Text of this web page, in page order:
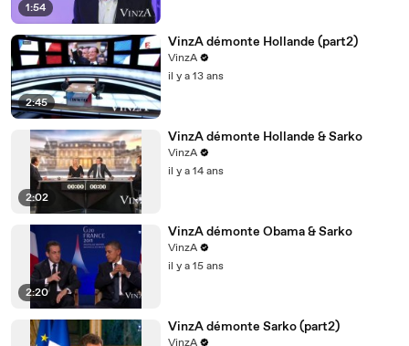
1:54
2:45
VinzA démonte Hollande (part2)
VinzA
il y a 13 ans
2:02
VinzA démonte Hollande & Sarko
VinzA
il y a 14 ans
2:20
VinzA démonte Obama & Sarko
VinzA
il y a 15 ans
VinzA démonte Sarko (part2)